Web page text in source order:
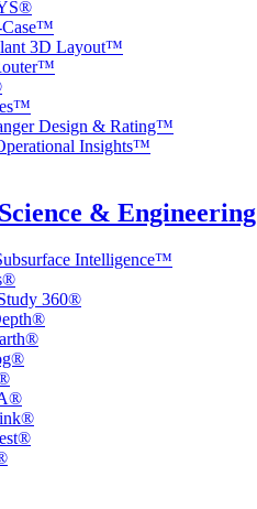
Case™
3D Layout™
Design & Rating™
Insights™
& Engineering
Intelligence™
360®